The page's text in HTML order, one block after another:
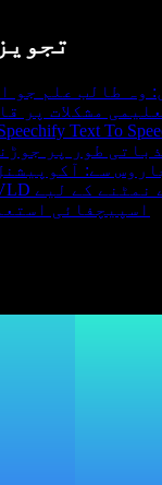
وہ طالب علم جو
مشکلات پر
طور پر
سے:
اسپیچفائی